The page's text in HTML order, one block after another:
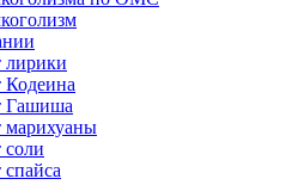
лирики
Кодеина
Гашиша
марихуаны
соли